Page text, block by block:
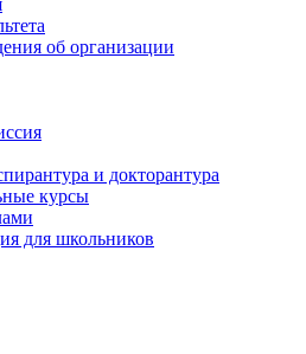
об организации
и докторантура
курсы
для школьников